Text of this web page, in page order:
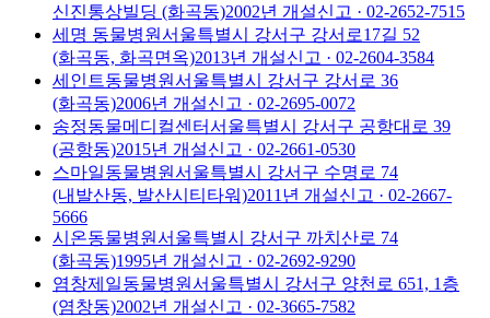
신진통상빌딩 (화곡동)2002년 개설신고 · 02-2652-7515
세명 동물병원서울특별시 강서구 강서로17길 52
(화곡동, 화곡면옥)2013년 개설신고 · 02-2604-3584
세인트동물병원서울특별시 강서구 강서로 36
(화곡동)2006년 개설신고 · 02-2695-0072
송정동물메디컬센터서울특별시 강서구 공항대로 39
(공항동)2015년 개설신고 · 02-2661-0530
스마일동물병원서울특별시 강서구 수명로 74
(내발산동, 발산시티타워)2011 년 개설신고 · 02-2667-
5666
시온동물병원서울특별시 강서구 까치산로 74
(화곡동)1995년 개설신고 · 02-2692-9290
염창제일동물병원서울특별시 강서구 양천로 651, 1층
(염창동)2002년 개설신고 · 02-3665-7582